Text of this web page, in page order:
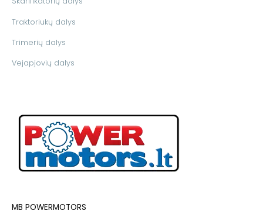
Traktoriukų dalys
Trimerių dalys
Vejapjovių dalys
MB POWERMOTORS